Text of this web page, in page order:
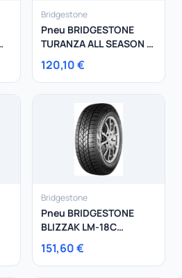
Bridgestone
Pneu BRIDGESTONE
TURANZA ALL SEASON 6
215/40R18 89Y
120,10 €
Bridgestone
Pneu BRIDGESTONE
BLIZZAK LM-18C
215/65R16 106T
151,60 €